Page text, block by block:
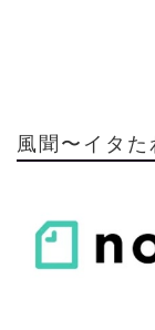
風聞〜イタた